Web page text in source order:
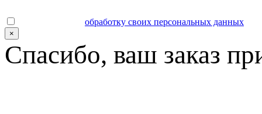
обработку своих персональных данных
×
Спасибо, ваш заказ